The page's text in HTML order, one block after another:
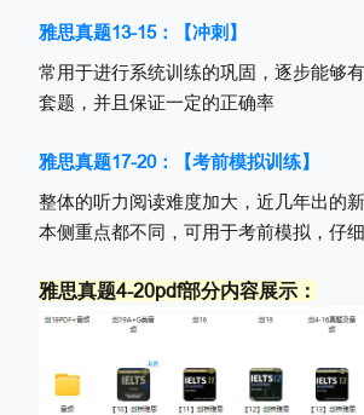
雅思真题13-15：【冲刺】
常用于进行系统训练的巩固，逐步能够
套题，并且保证一定的正确率
雅思真题17-20：【考前模拟训练】
整体的听力阅读难度加大，近几年出的
本侧重点都不同，可用于考前模拟，仔
雅思真题4-20pdf部分内容展示：